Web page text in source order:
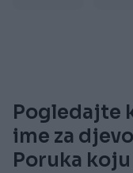
Pogledajte
ime za
Poruka